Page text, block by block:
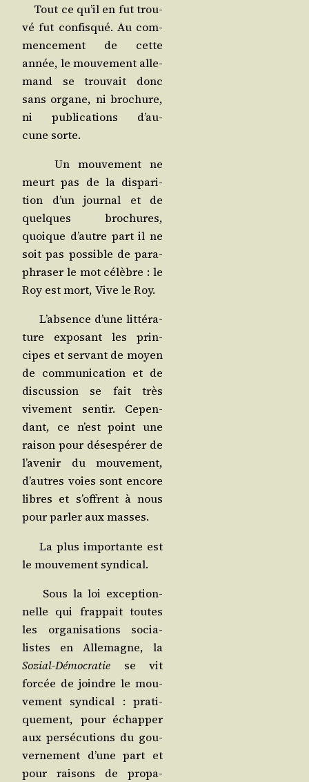
Tout ce qu’il en fut trou­
vé fut confis­qué. Au com­
men­ce­ment de cette
année, le mou­ve­ment alle­
mand se trou­vait donc
sans organe, ni bro­chure,
ni publi­ca­tions d’au­
cune sorte.
Un mou­ve­ment ne
meurt pas de la dis­pa­ri­
tion d’un jour­nal et de
quelques bro­chures,
quoique d’autre part il ne
soit pas pos­sible de para­
phra­ser le mot célèbre : le
Roy est mort, Vive le Roy.
L’ab­sence d’une lit­té­ra­
ture expo­sant les prin­
cipes et ser­vant de moyen
de com­mu­ni­ca­tion et de
dis­cus­sion se fait très
vive­ment sen­tir. Cepen­
dant, ce n’est point une
rai­son pour déses­pé­rer de
l’a­ve­nir du mou­ve­ment,
d’autres voies sont encore
libres et s’offrent à nous
pour par­ler aux masses.
La plus impor­tante est
le mou­ve­ment syndical.
Sous la loi excep­tion­
nelle qui frap­pait toutes
les orga­ni­sa­tions socia­
listes en Alle­magne, la
Sozial-Démo­cra­tie se vit
for­cée de joindre le mou­
ve­ment syn­di­cal : pra­ti­
que­ment, pour échap­per
aux per­sé­cu­tions du gou­
ver­ne­ment d’une part et
pour rai­sons de pro­pa­